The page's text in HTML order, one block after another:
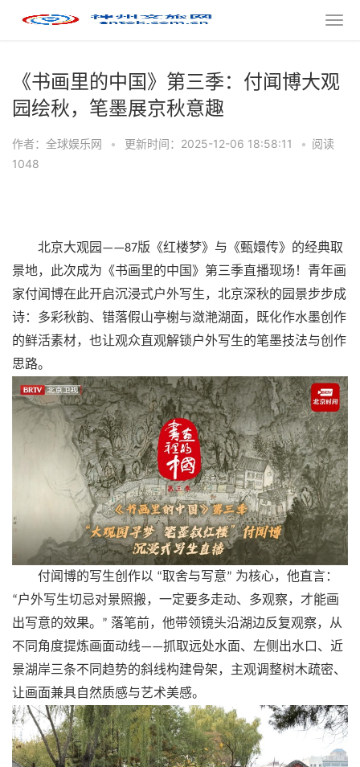
《书画里的中国》第三季：付闻博大观
园绘秋，笔墨展京秋意趣
作者：全球娱乐网 • 更新时间：2025-12-06 18:58:11 • 阅读
1048
北京大观园 ——87版《红楼梦》与《甄嬛传》的经典取
景地，此次成为《书画里的中国》第三季直播现场！青年画
家付闻博在此开启沉浸式户外写生，北京深秋的园景步步成
诗：多彩秋韵、错落假山亭榭与潋滟湖面，既化作水墨创作
的鲜活素材，也让观众直观解锁户外写生的笔墨技法与创作
思路。
付闻博的写生创作以 “取舍与写意” 为核心，他直言：
“户外写生切忌对景照搬，一定要多走动、多观察，才能画
出写意的效果。 ” 落笔前，他带领镜头沿湖边反复观察，从
不同角度提炼画面动线——抓取远处水面、左侧出水口、近
景湖岸三条不同趋势的斜线构建骨架，主观调整树木疏密、
让画面兼具自然质感与艺术美感。